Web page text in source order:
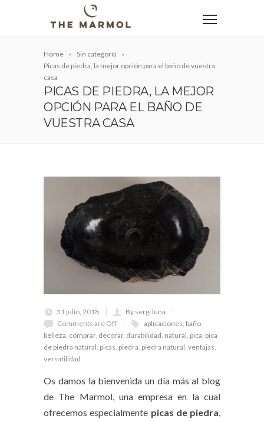
Home
Sin categoría
Picas de piedra, la mejor opción para el baño de vuestra
casa
PICAS DE PIEDRA, LA MEJOR
OPCIÓN PARA EL BAÑO DE
VUESTRA CASA
31 julio, 2018
By sergi luna
Comments are Off
aplicaciones, baño,
belleza, comprar, decorar, durabilidad, natural, pica, pica
de piedra natural, picas, piedra, piedra natural, ventajas,
versatilidad
Os damos la bienvenida un día más al blog
de The Marmol, una empresa en la cual
ofrecemos especialmente picas de piedra,